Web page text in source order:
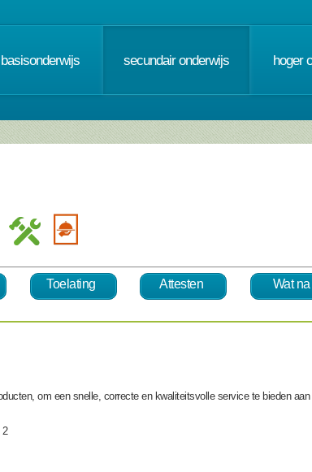
basisonderwijs secundair onderwijs hoger
Toelating Attesten Wat na
om een snelle, correcte en kwaliteitsvolle service te bieden
2